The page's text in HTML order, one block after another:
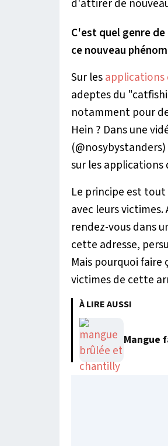
C'est quel genre
ce nouveau
Sur les
adeptes du
notamment pour
Hein ? Dans une
sur les
Le principe est tout
avec leurs
rendez-vous dans
cette adresse,
Mais pourquoi
victimes de cette
À LIRE AUSSI
Mangue